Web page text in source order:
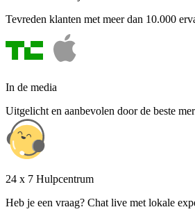
Tevreden klanten met meer dan 10.000
In de media
Uitgelicht en aanbevolen door de beste
24 x 7 Hulpcentrum
Heb je een vraag? Chat live met lokale